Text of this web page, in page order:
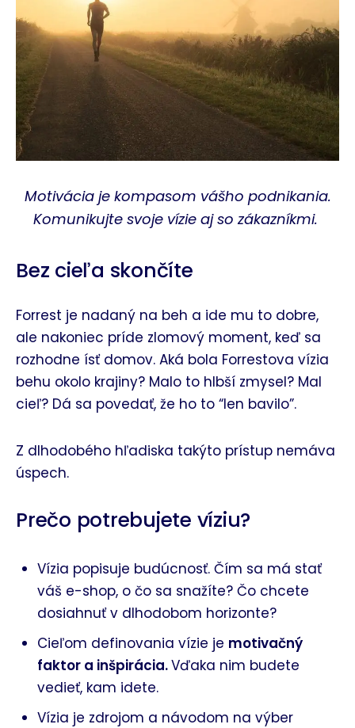
Motivácia je kompasom vášho podnikania.
Komunikujte svoje vízie aj so zákazníkmi.
Bez cieľa skončíte
Forrest je nadaný na beh a ide mu to dobre,
ale nakoniec príde zlomový moment, keď sa
rozhodne ísť domov. Aká bola Forrestova vízia
behu okolo krajiny? Malo to hlbší zmysel? Mal
cieľ? Dá sa povedať, že ho to “len bavilo”.
Z dlhodobého hľadiska takýto prístup nemáva
úspech.
Prečo potrebujete víziu?
Vízia popisuje budúcnosť. Čím sa má stať
váš e-shop, o čo sa snažíte? Čo chcete
dosiahnuť v dlhodobom horizonte?
Cieľom definovania vízie je motivačný
faktor a inšpirácia.Vďaka nim budete
vedieť, kam idete.
Vízia je zdrojom a návodom na výber